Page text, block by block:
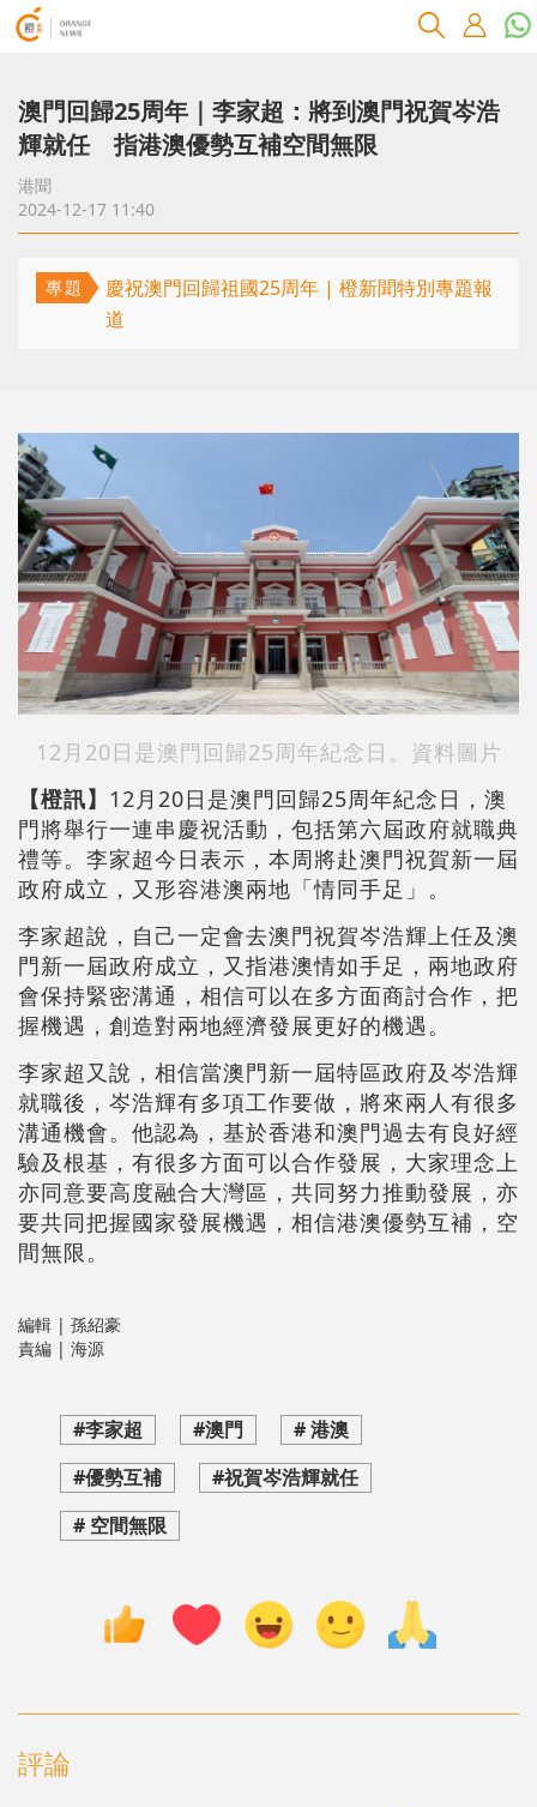
澳門回歸25周年｜李家超：將到澳門祝賀岑浩
輝就任 指港澳優勢互補空間無限
港聞
2024-12-17 11:40
專題
慶祝澳門回歸祖國25周年 | 橙新聞特別專題報
道
12月20日是澳門回歸25周年紀念日。資料圖片
【橙訊】 12月20日是澳門回歸25周年紀念日，澳
門將舉行一連串慶祝活動，包括第六屆政府就職典
禮等。李家超今日表示，本周將赴澳門祝賀新一屆
政府成立，又形容港澳兩地「情同手足」。
李家超說，自己一定會去澳門祝賀岑浩輝上任及澳
門新一屆政府成立，又指港澳情如手足，兩地政府
會保持緊密溝通，相信可以在多方面商討合作，把
握機遇，創造對兩地經濟發展更好的機遇。
李家超又說，相信當澳門新一屆特區政府及岑浩輝
就職後，岑浩輝有多項工作要做，將來兩人有很多
溝通機會。他認為，基於香港和澳門過去有良好經
驗及根基，有很多方面可以合作發展，大家理念上
亦同意要高度融合大灣區，共同努力推動發展，亦
要共同把握國家發展機遇，相信港澳優勢互補，空
間無限。
編輯 | 孫紹豪
責編 | 海源
#李家超 #澳門
# 港澳
#優勢互補
#祝賀岑浩輝就任
# 空間無限
評論